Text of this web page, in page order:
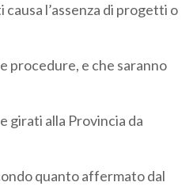
l’assenza di progetti o
procedure, e che saranno
girati alla Provincia da
quanto affermato dal